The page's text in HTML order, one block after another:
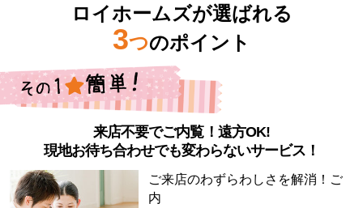
ロイホームズが選ばれる
3つのポイント
来店不要でご内覧！遠方OK!
現地お待ち合わせでも変わらないサービス！
ご来店のわずらわしさを解消！ご
内